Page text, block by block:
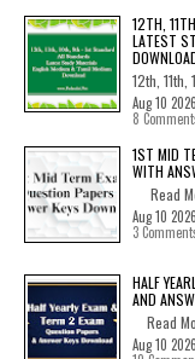
12TH,
LATEST
12th, 11th,
Aug 10
8
1ST MID
WITH
Read
Aug 10
3
HALF
AND
Read
Aug 10